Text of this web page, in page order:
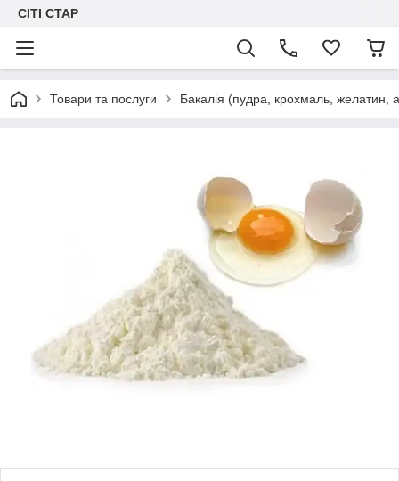
СІТІ СТАР
Товари та послуги Бакалія (пудра, крохмаль, желатин,